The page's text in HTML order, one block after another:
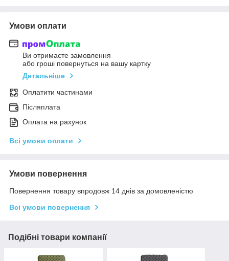
Умови оплати
Ви отримаєте замовлення
або гроші повернуться на вашу картку
Детальніше
Оплатити частинами
Післяплата
Оплата на рахунок
Всі умови оплати
Умови повернення
Повернення товару впродовж 14 днів за домовленістю
Всі умови повернення
Подібні товари компанії